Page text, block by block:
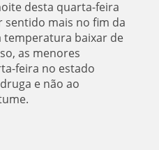
desta quarta-feira
sentido mais no fim da
temperatura baixar de
as menores
feira no estado
e não ao